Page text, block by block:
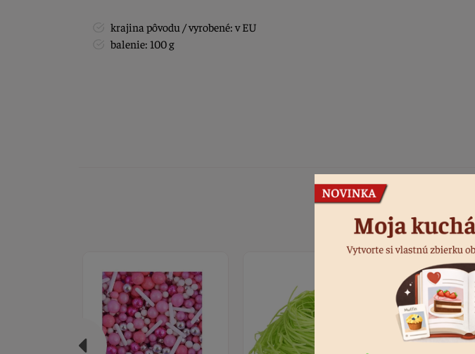
krajina pôvodu / vyrobené: v EU
balenie: 100 g